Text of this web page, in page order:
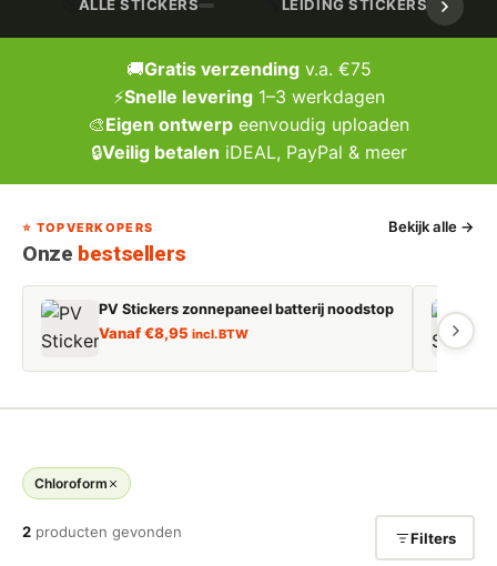
ALLE STICKERS LEIDING STICKERS /
🚚Gratis verzendingv.a. €75
⚡Snelle levering1–3 werkdagen
🎨Eigen ontwerp eenvoudig uploaden
🔒Veilig betalen iDEAL, PayPal & meer
⭐ TOPVERKOPERS
Onze bestsellers
Bekijk alle →
PV Stickers zonnepaneel batterij noodstop
Vanaf€8,95 incl. BTW
Chloroform
2 producten gevonden Filters